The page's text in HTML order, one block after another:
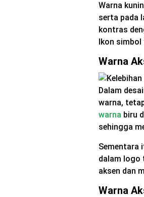
Warna
serta pada
kontras
Ikon simbol
Warna
Dalam
warna,
warna biru
sehingga
Sementara
dalam logo
aksen dan
Warna